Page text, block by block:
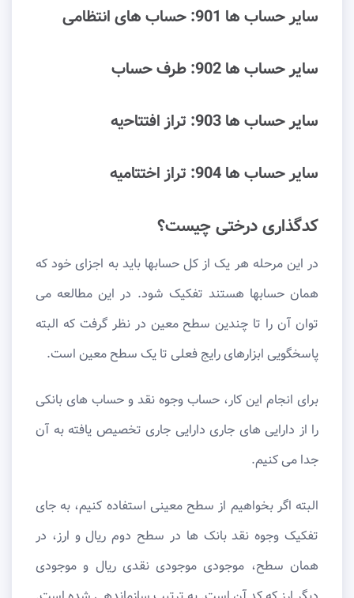
ﺳﺎﯾﺮ ﺣﺴﺎب ﻫﺎ 901: ﺣﺴﺎب ﻫﺎی اﻧﺘﻈﺎﻣﯽ
ﺳﺎﯾﺮ ﺣﺴﺎب ﻫﺎ 902: طرف ﺣﺴﺎب
ﺳﺎﯾﺮ ﺣﺴﺎب ﻫﺎ 903: ﺗﺮاز اﻓﺘﺘﺎﺣیه
ﺳﺎﯾﺮ ﺣﺴﺎب ﻫﺎ 904: ﺗﺮاز اختتامیه
کدگذاری درختی چیست؟
در این مرحله هر یک از کل حسابها باید به اجزای خود که
همان حسابها هستند تفکیک شود. در این مطالعه می
توان آن را تا چندین سطح معین در نظر گرفت که البته
پاسخگویی ابزارهای رایج فعلی تا یک سطح معین است.
برای انجام این کار، حساب وجوه نقد و حساب های بانکی
را از دارایی های جاری دارایی جاری تخصیص یافته به آن
جدا می کنیم.
البته اگر بخواهیم از سطح معینی استفاده کنیم، به جای
تفکیک وجوه نقد بانک ها در سطح دوم ریال و ارز، در
همان سطح، موجودی موجودی نقدی ریال و موجودی